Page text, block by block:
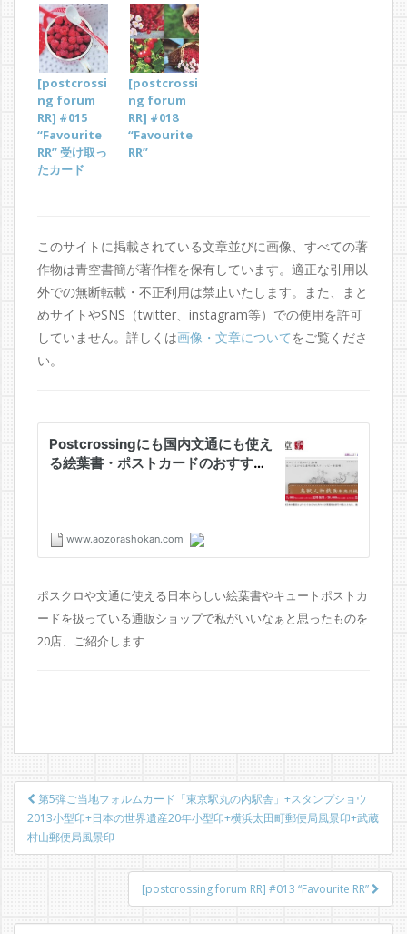
[postcrossi
ng forum
RR] #015
“Favourite
RR” 受け取っ
たカード
[postcrossi
ng forum
RR] #018
“Favourite
RR”
このサイトに掲載されている文章並びに画像、すべての著
作物は青空書簡が著作権を保有しています。適正な引用以
外での無断転載・不正利用は禁止いたします。また、まと
めサイトやSNS（twitter、instagram等）での使用を許可
していません。詳しくは画像・文章についてをご覧くださ
い。
ポスクロや文通に使える日本らしい絵葉書やキュートポストカ
ードを扱っている通販ショップで私がいいなぁと思ったものを
20店、ご紹介します
投
稿
ナ
第5弾ご当地フォルムカード「東京駅丸の内駅舎」+スタンプショウ
2013小型印+日本の世界遺産20年小型印+横浜太田町郵便局風景印+武蔵
村山郵便局風景印
[postcrossing forum RR] #013 “Favourite RR”